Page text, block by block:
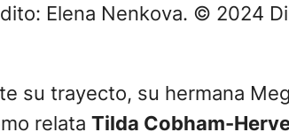
Elena Nenkova. © 2024
su trayecto, su hermana
relata Tilda Cobham-